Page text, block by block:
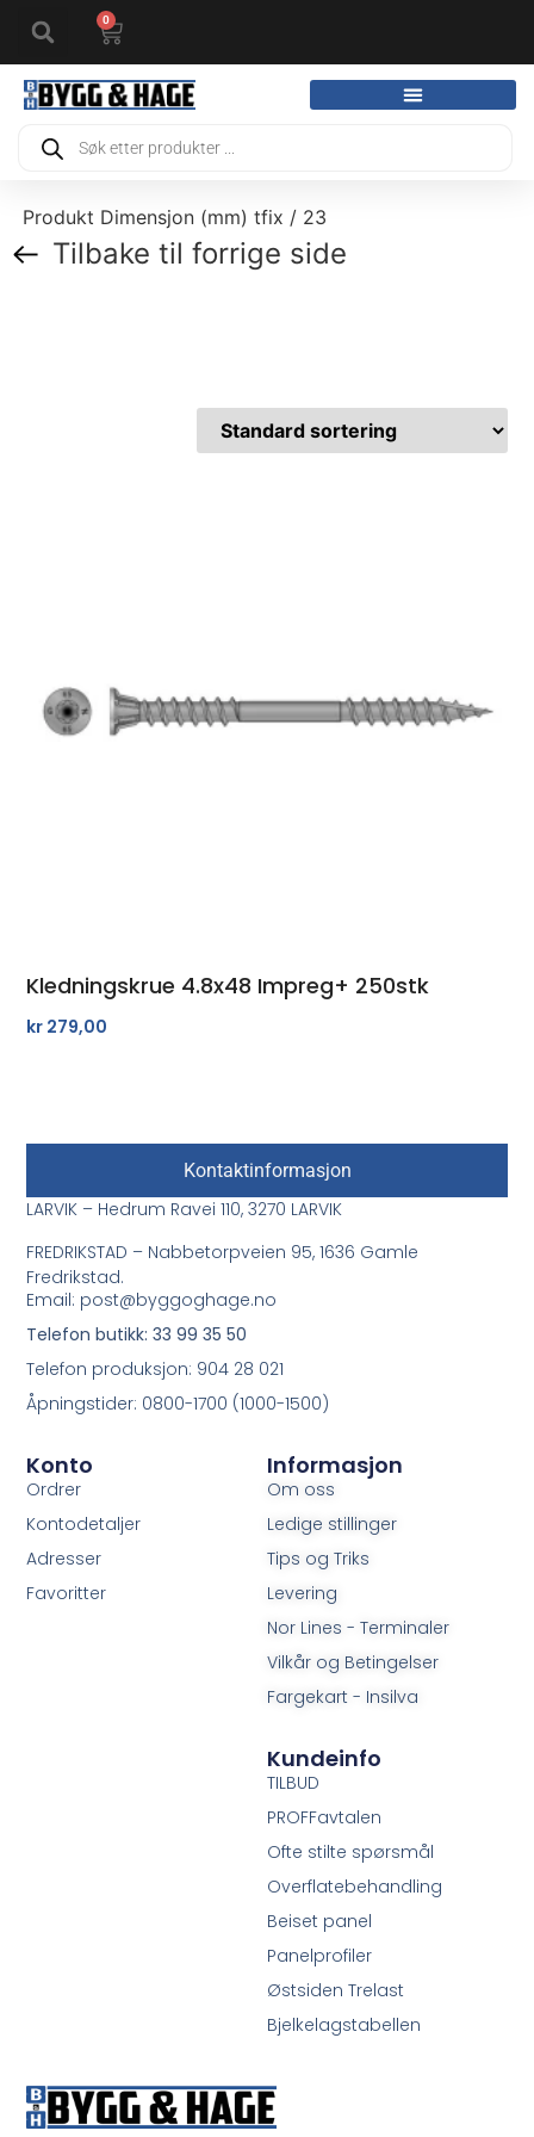
0
Produkt Dimensjon (mm) tfix / 23
Tilbake til forrige side
Kledningskrue 4.8x48 Impreg+ 250stk
kr 279,00
Informasjon
Om oss
Ledige stillinger
Tips og Triks
Levering
Nor Lines - Terminaler
Vilkår og Betingelser
Fargekart - Insilva
Konto
Ordrer
Kontodetaljer
Adresser
Favoritter
Kundeinfo
TILBUD
PROFFavtalen
Ofte stilte spørsmål
Overflatebehandling
Beiset panel
Panelprofiler
Østsiden Trelast
Bjelkelagstabellen
Kontaktinformasjon
LARVIK – Hedrum Ravei 110, 3270 LARVIK
FREDRIKSTAD – Nabbetorpveien 95, 1636 Gamle
Fredrikstad.
Email: post@byggoghage.no
Telefon butikk: 33 99 35 50
Telefon produksjon: 904 28 021
Åpningstider: 0800-1700 (1000-1500)